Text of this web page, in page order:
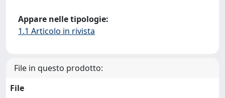
Appare nelle tipologie:
1.1 Articolo in rivista
File in questo prodotto:
File